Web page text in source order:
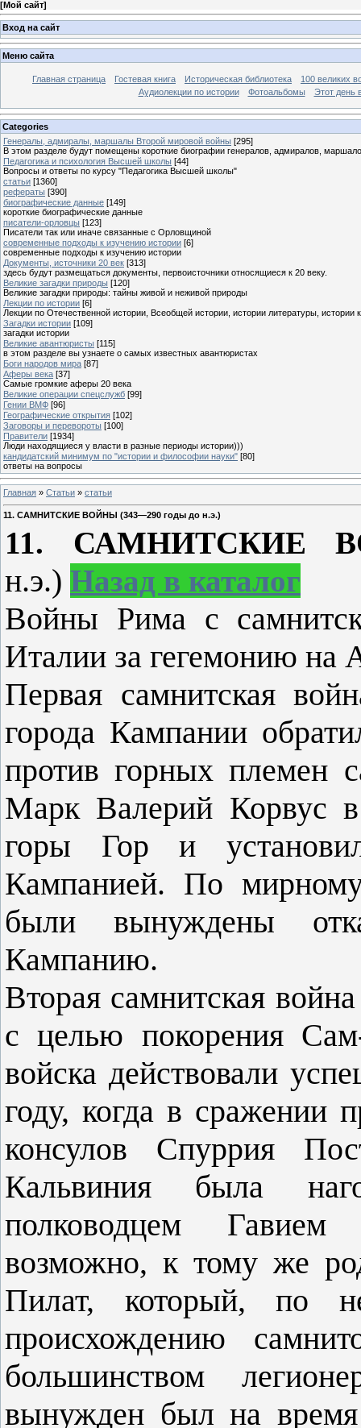
[Мой сайт]
Вход на сайт
Меню сайта
Главная страница Гостевая книга Историческая библиотека
100 великих
Аудиолекции по истории
Фотоальбомы Этот день
Categories
Генералы, адмиралы, маршалы Второй мировой войны [295]
В этом разделе будут помещены короткие биографии генералов, адмиралов,
Педагогика и психология Высшей школы [44]
Вопросы и ответы по курсу "Педагогика Высшей школы"
статьи [1360]
рефераты [390]
биографические данные [149]
короткие биографические данные
писатели-орловцы [123]
Писатели так или иначе связанные с Орловщиной
современные подходы к изучению истории [6]
современные подходы к изучению истории
Документы, источники 20 век [313]
здесь будут размещаться документы, первоисточники относящиеся к 20 веку.
Великие загадки природы [120]
Великие загадки природы: тайны живой и неживой природы
Лекции по истории [6]
Лекции по Отечественной истории, Всеобщей истории, истории литературы, истории
Загадки истории [109]
загадки истории
Великие авантюристы [115]
в этом разделе вы узнаете о самых известных авантюристах
Боги народов мира [87]
Аферы века [37]
Самые громкие аферы 20 века
Великие операции спецслужб [99]
Гении ВМФ [96]
Географические открытия [102]
Заговоры и перевороты [100]
Правители [1934]
Люди находящиеся у власти в разные периоды истории)))
кандидатский минимум по "истории и философии науки" [80]
ответы на вопросы
Главная » Статьи » статьи
11. САМНИТСКИЕ ВОЙНЫ (343—290 годы до н.э.)
11. САМНИТСКИЕ
н.э.) Назад в каталог
Войны Рима с
Италии за гегемонию на
Первая самнитская
города Кампании
против горных племен
Марк Валерий Корвус
горы Гор и
Кампанией. По
были вынуждены
Кампанию.
Вторая самнитская
с целью покорения
войска действовали
году, когда в сражении
консулов Спуррия
Кальвиния была
полководцем
возможно, к тому же
Пилат, который, по
происхождению
большинством
вынужден был на время